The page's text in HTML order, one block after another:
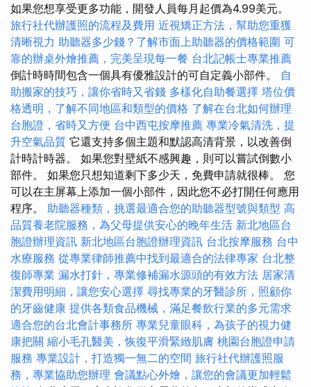
如果您想享受更多功能，開發人員每月起價為4.99美元。
旅行社代辦護照的流程及費用 近視矯正方法，幫助您重獲
清晰視力 助聽器多少錢？了解市面上助聽器的價格範圍 可
靠的辦桌外燴推薦，完美呈現每一餐 台北記帳士專業推薦
倒計時時間包含一個具有優雅設計的可自定義小部件。 自
助搬家的技巧，讓你省時又省錢 多樣化自助餐選擇 塔位價
格透明，了解不同地區和類型的價格 了解在台北如何辦理
台胞證，省時又方便 台中西屯按摩推薦 專業冷氣清洗，提
升空氣品質 它還支持多個主題和默認高清背景，以改善倒
計時計時器。 如果您對壁紙不感興趣，則可以嘗試倒數小
部件。 如果您只想知道剩下多少天，免費申請就很棒。 您
可以在主屏幕上添加一個小部件，因此您不必打開任何應用
程序。 助聽器種類，挑選最適合您的助聽器型號與類型 高
品質養老院服務，為父母提供安心的晚年生活 新北地區台
胞證辦理資訊 新北地區台胞證辦理資訊 台北按摩服務 台中
水療服務 從專業律師推薦中找到最適合的法律專家 台北整
復師專業 漏水打針，專業修補漏水源頭的有效方法 居家清
潔費用明細，讓您安心選擇 尋找專業的牙醫診所，照顧你
的牙齒健康 提供各類食品機械，滿足餐飲行業的多元需求
適合您的台北會計事務所 專業兒童眼科，為孩子的視力健
康把關 縮小毛孔醫美，恢復平滑緊緻肌膚 桃園台胞證申請
服務 專業設計，打造獨一無二的空間 旅行社代辦護照服
務，專業協助您辦理 會議點心外燴，讓您的會議更加輕鬆